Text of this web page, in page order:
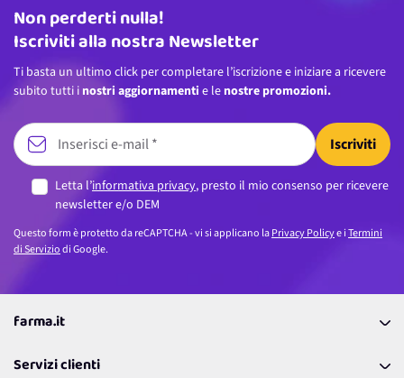
Indirizzo email
Non perderti nulla!
Iscriviti alla nostra Newsletter
Ti basta un ultimo click per completare l’iscrizione e iniziare a ricevere
subito tutti i nostri aggiornamenti e le nostre promozioni.
Iscriviti
Letta l’informativa privacy, presto il mio consenso per ricevere
newsletter e/o DEM
Questo form è protetto da reCAPTCHA - vi si applicano laPrivacy Policye iTermini
di Serviziodi Google.
farma.it
Coupon
Servizi clienti